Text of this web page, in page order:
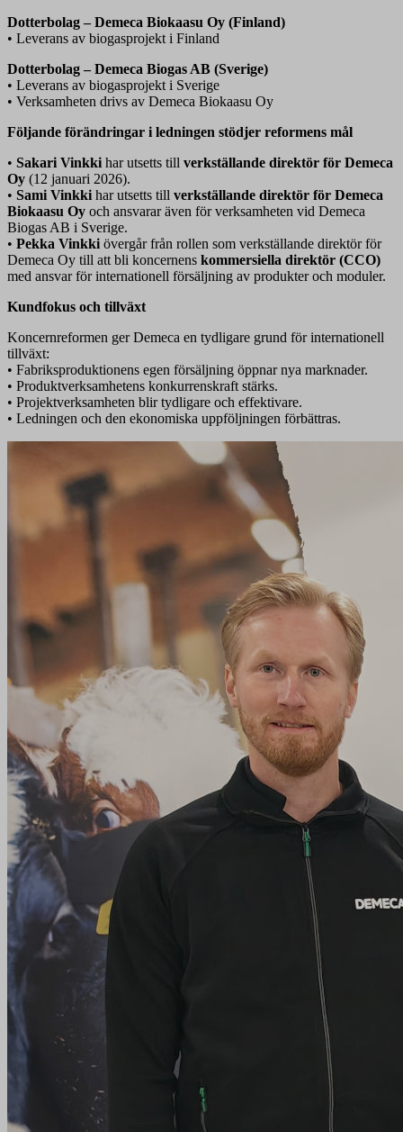
Dotterbolag – Demeca Biokaasu Oy (Finland)
• Leverans av biogasprojekt i Finland
Dotterbolag – Demeca Biogas AB (Sverige)
• Leverans av biogasprojekt i Sverige
• Verksamheten drivs av Demeca Biokaasu Oy
Följande förändringar i ledningen stödjer reformens mål
• Sakari Vinkki har utsetts till verkställande direktör för Demeca
Oy (12 januari 2026).
• Sami Vinkki har utsetts till verkställande direktör för Demeca
Biokaasu Oy och ansvarar även för verksamheten vid Demeca
Biogas AB i Sverige.
• Pekka Vinkki övergår från rollen som verkställande direktör för
Demeca Oy till att bli koncernens kommersiella direktör (CCO)
med ansvar för internationell försäljning av produkter och moduler.
Kundfokus och tillväxt
Koncernreformen ger Demeca en tydligare grund för internationell
tillväxt:
• Fabriksproduktionens egen försäljning öppnar nya marknader.
• Produktverksamhetens konkurrenskraft stärks.
• Projektverksamheten blir tydligare och effektivare.
• Ledningen och den ekonomiska uppföljningen förbättras.